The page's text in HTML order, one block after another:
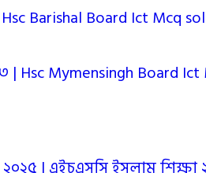
Barishal Board Ict Mcq
| Hsc Mymensingh Board